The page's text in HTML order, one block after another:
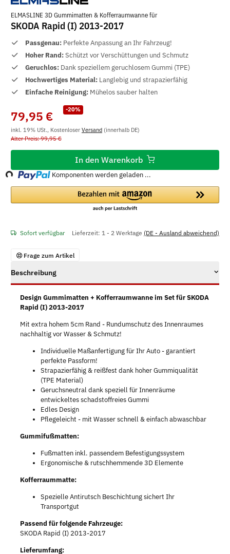
ELMASLINE 3D Gummimatten & Kofferraumwanne für
SKODA Rapid (I) 2013-2017
Passgenau: Perfekte Anpassung an Ihr Fahrzeug!
Hoher Rand:Schützt vor Verschüttungen und Schmutz
Geruchlos: Dank speziellem geruchlosem Gummi (TPE)
Hochwertiges Material: Langlebig und strapazierfähig
Einfache Reinigung: Mühelos sauber halten
-20%
79,95 €
inkl. 19% USt., Kostenloser Versand (innerhalb DE)
Alter Preis: 99,95 €
In den Warenkorb
Komponenten werden geladen ...
Sofort verfügbar Lieferzeit: 1 - 2 Werktage (DE - Ausland abweichend)
Frage zum Artikel
Beschreibung
Design Gummimatten + Kofferraumwanne im Set für SKODA
Rapid (I) 2013-2017
Mit extra hohem 5cm Rand - Rundumschutz des Innenraumes
nachhaltig vor Wasser & Schmutz!
Individuelle Maßanfertigung für Ihr Auto - garantiert
perfekte Passform!
Strapazierfähig & reißfest dank hoher Gummiqualität
(TPE Material)
Geruchsneutral dank speziell für Innenräume
entwickeltes schadstoffreies Gummi
Edles Design
Pflegeleicht - mit Wasser schnell & einfach abwaschbar
Gummifußmatten:
Fußmatten inkl. passendem Befestigungssystem
Ergonomische & rutschhemmende 3D Elemente
Kofferraummatte:
Spezielle Antirutsch Beschichtung sichert Ihr
Transportgut
Passend für folgende Fahrzeuge:
SKODA Rapid (I) 2013-2017
Lieferumfang: